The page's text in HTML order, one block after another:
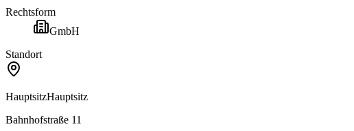
Rechtsform
GmbH
Standort
HauptsitzHauptsitz
Bahnhofstraße 11